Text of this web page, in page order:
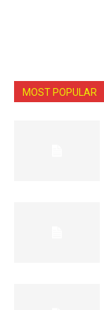
MOST POPULAR